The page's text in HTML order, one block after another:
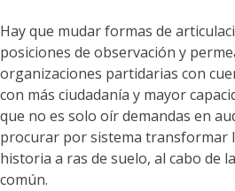
Hay que mudar formas de
posiciones de observación y
organizaciones partidarias con
con más ciudadanía y mayor
que no es solo oír demandas en
procurar por sistema transformar
historia a ras de suelo, al cabo de
común.